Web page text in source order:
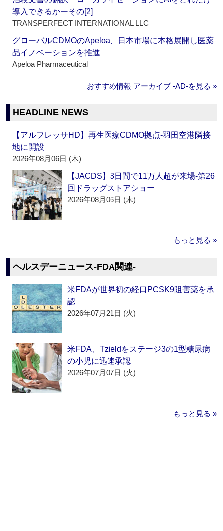
導入できるかーその[2]
TRANSPERFECT INTERNATIONAL LLC
グローバルCDMOのApeloa、日本市場に本格展開し医薬
品イノベーションを推進
Apeloa Pharmaceutical
おすすめ情報 アーカイブ ‐AD‐を見る »
HEADLINE NEWS
【アルフレッサHD】再生医療CDMO拠点‐羽田空港隣接
地に開設
2026年08月06日 (木)
【JACDS】3日間で11万人超が来場‐第26
回ドラッグストアショー
2026年08月06日 (木)
もっと見る »
ヘルスデーニュース‐FDA関連‐
米FDAが世界初の経口PCSK9阻害薬を承
認
2026年07月21日 (火)
米FDA、Tzieldをステージ3の1型糖尿病
の小児に迅速承認
2026年07月07日 (火)
もっと見る »